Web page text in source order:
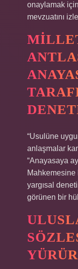
onaylamak
mevzuatını
“Usulüne
anlaşmalar
“Anayasaya
Mahkemesine
yargısal
görünen bir